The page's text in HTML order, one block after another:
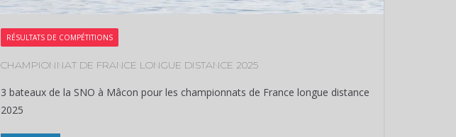
RÉSULTATS DE COMPÉTITIONS
CHAMPIONNAT DE FRANCE LONGUE DISTANCE 2025
3 bateaux de la SNO à Mâcon pour les championnats de France longue distance
2025